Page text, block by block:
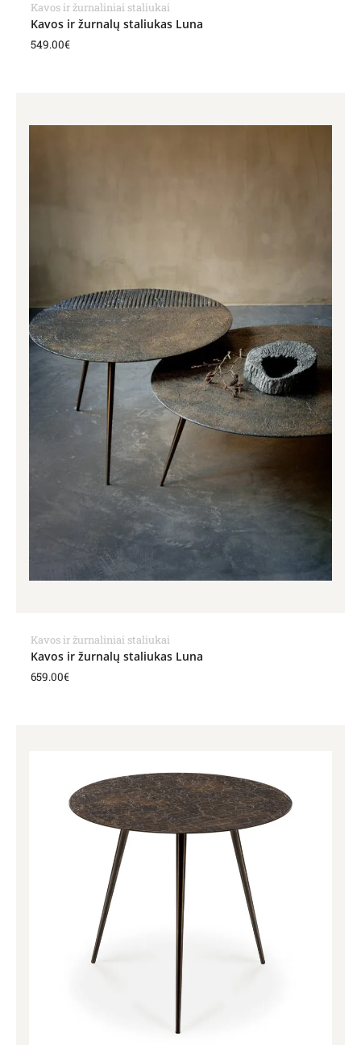
Kavos ir žurnaliniai staliukai
Kavos ir žurnalų staliukas Luna
549.00€
Kavos ir žurnaliniai staliukai
Kavos ir žurnalų staliukas Luna
659.00€